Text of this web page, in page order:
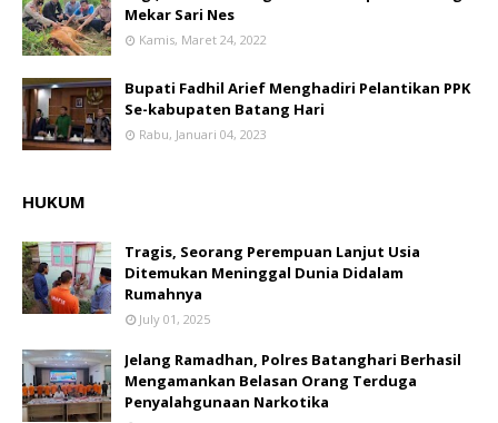
Mekar Sari Nes
Kamis, Maret 24, 2022
Bupati Fadhil Arief Menghadiri Pelantikan PPK
Se-kabupaten Batang Hari
Rabu, Januari 04, 2023
HUKUM
Tragis, Seorang Perempuan Lanjut Usia
Ditemukan Meninggal Dunia Didalam
Rumahnya
July 01, 2025
Jelang Ramadhan, Polres Batanghari Berhasil
Mengamankan Belasan Orang Terduga
Penyalahgunaan Narkotika